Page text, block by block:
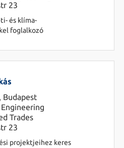
23
és klíma-
foglalkozó
várják a
leendő kolléga
Elsősorban
tervek és
munkák
Budapest
Trades
23
projektjeihez keres